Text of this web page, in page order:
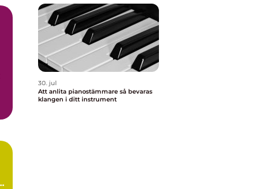
30. jul
Att anlita pianostämmare så bevaras
klangen i ditt instrument